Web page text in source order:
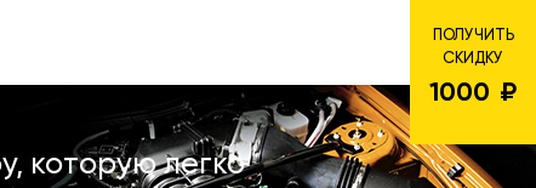
которую легко
ПОЛУЧИТЬ
СКИДКУ
1000